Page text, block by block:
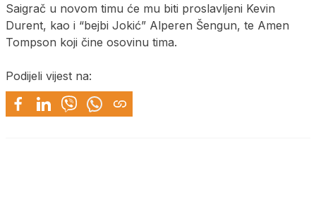
Saigrač u novom timu će mu biti proslavljeni Kevin
Durent, kao i “bejbi Jokić” Alperen Šengun, te Amen
Tompson koji čine osovinu tima.
Podijeli vijest na: